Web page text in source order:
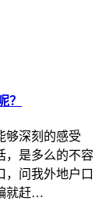
？
够深刻的感受
，是多么的不容
，问我外地户口
就赶…